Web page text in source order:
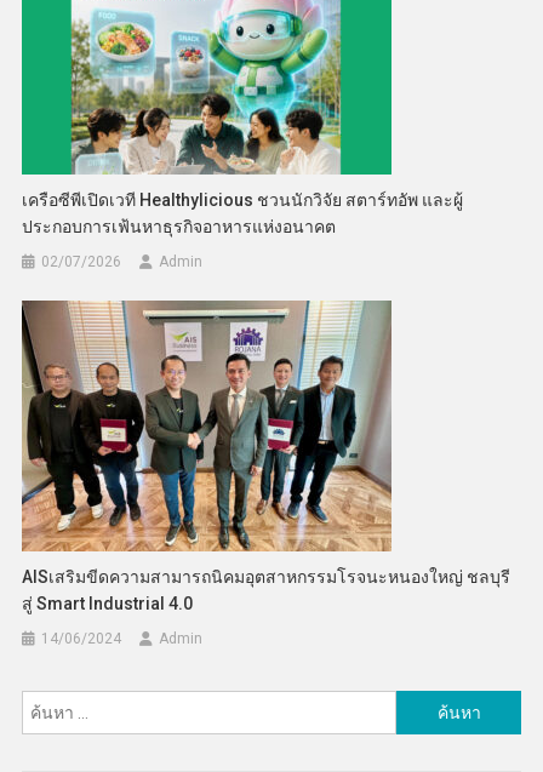
เครือซีพีเปิดเวที Healthylicious ชวนนักวิจัย สตาร์ทอัพ และผู้
ประกอบการเฟ้นหาธุรกิจอาหารแห่งอนาคต
02/07/2026 Admin
AISเสริมขีดความสามารถนิคมอุตสาหกรรมโรจนะหนองใหญ่ ชลบุรี
สู่ Smart Industrial 4.0
14/06/2024 Admin
สำหรับ: